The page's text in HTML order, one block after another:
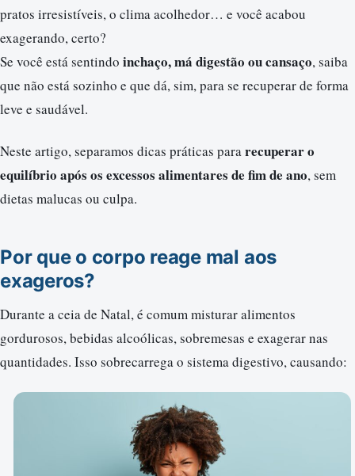
pratos irresistíveis, o clima acolhedor… e você acabou
exagerando, certo?
Se você está sentindo inchaço, má digestão ou cansaço, saiba
que não está sozinho e que dá, sim, para se recuperar de forma
leve e saudável.
Neste artigo, separamos dicas práticas para recuperar o
equilíbrio após os excessos alimentares de fim de ano, sem
dietas malucas ou culpa.
Por que o corpo reage mal aos
exageros?
Durante a ceia de Natal, é comum misturar alimentos
gordurosos, bebidas alcoólicas, sobremesas e exagerar nas
quantidades. Isso sobrecarrega o sistema digestivo, causando: